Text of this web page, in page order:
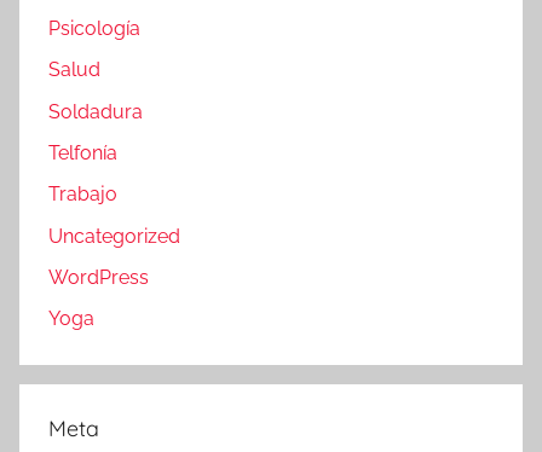
Psicología
Salud
Soldadura
Telfonía
Trabajo
Uncategorized
WordPress
Yoga
Meta